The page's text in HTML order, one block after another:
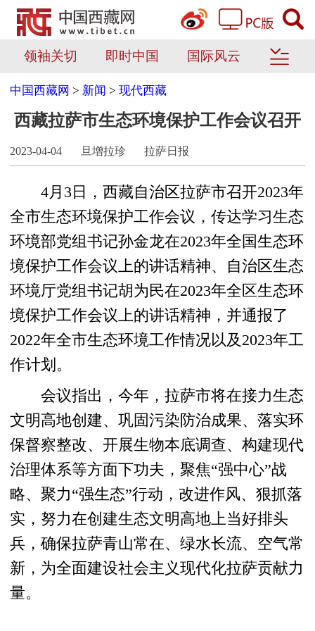
领袖关切 即时中国 国际风云
中国西藏网 > 新闻 >现代西藏
西藏拉萨市生态环境保护工作会议召开
2023-04-04 旦增拉珍 拉萨日报
4月3日，西藏自治区拉萨市召开2023年
全市生态环境保护工作会议，传达学习生态
环境部党组书记孙金龙在2023年全国生态环
境保护工作会议上的讲话精神、自治区生态
环境厅党组书记胡为民在2023年全区生态环
境保护工作会议上的讲话精神，并通报了
2022年全市生态环境工作情况以及2023年工
作计划。
会议指出，今年，拉萨市将在接力生态
文明高地创建、巩固污染防治成果、落实环
保督察整改、开展生物本底调查、构建现代
治理体系等方面下功夫，聚焦“强中心”战
略、聚力“强生态”行动，改进作风、狠抓落
实，努力在创建生态文明高地上当好排头
兵，确保拉萨青山常在、绿水长流、空气常
新，为全面建设社会主义现代化拉萨贡献力
量。